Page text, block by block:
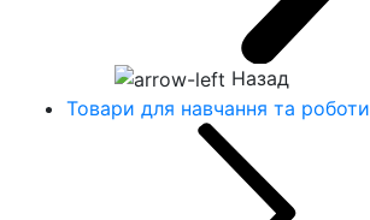
Назад
Товари для навчання та роботи